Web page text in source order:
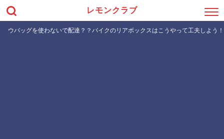
レモンクラブ
ウバッグを使わないで配達？？バイクのリアボックスはこうやって工夫しよう